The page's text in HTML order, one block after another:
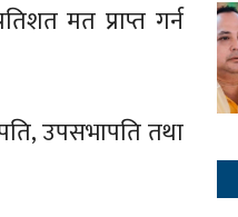
मत प्राप्त गर्न
उपसभापति तथा